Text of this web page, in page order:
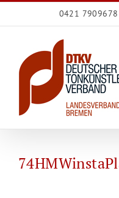
0421 7909678